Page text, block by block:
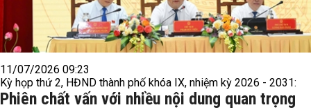
11/07/2026 09:23
Kỳ họp thứ 2, HĐND thành phố khóa IX, nhiệm kỳ 2026 - 2031:
Phiên chất vấn với nhiều nội dung quan trọng